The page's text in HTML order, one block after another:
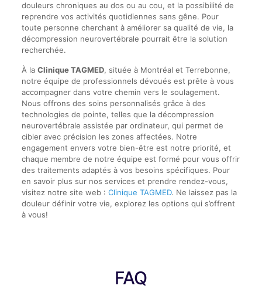
douleurs chroniques au dos ou au cou, et la possibilité de
reprendre vos activités quotidiennes sans gêne. Pour
toute personne cherchant à améliorer sa qualité de vie, la
décompression neurovertébrale pourrait être la solution
recherchée.
À la Clinique TAGMED, située à Montréal et Terrebonne,
notre équipe de professionnels dévoués est prête à vous
accompagner dans votre chemin vers le soulagement.
Nous offrons des soins personnalisés grâce à des
technologies de pointe, telles que la décompression
neurovertébrale assistée par ordinateur, qui permet de
cibler avec précision les zones affectées. Notre
engagement envers votre bien-être est notre priorité, et
chaque membre de notre équipe est formé pour vous offrir
des traitements adaptés à vos besoins spécifiques. Pour
en savoir plus sur nos services et prendre rendez-vous,
visitez notre site web : Clinique TAGMED. Ne laissez pas la
douleur définir votre vie, explorez les options qui s’offrent
à vous!
FAQ